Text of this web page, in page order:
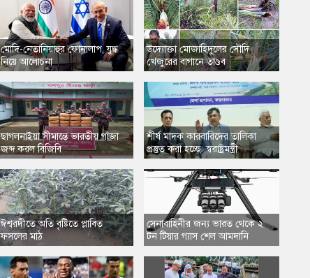
মোদি-নেতানিয়াহুর ফোনালাপ, যুদ্ধ
নিয়ে আলোচনা
ছাগলনাইয়া সীমান্তে ভারতীয় গাঁজা
জব্দ করল বিজিবি
ঈশ্বরদীতে অতি বৃষ্টিতে প্লাবিত
ফসলের মাঠ
উদ্যোক্তা মোজাহিদুলের সৌদি
খেজুরের বাগানে তাণ্ডব
শীর্ষ মাদক কারবারিদের তালিকা
প্রস্তুত করা হচ্ছে: স্বরাষ্ট্রমন্ত্রী
সেনাবাহিনীর জন্য ভারত থেকে ২
টন টিয়ার গ্যাস শেল আমদানি